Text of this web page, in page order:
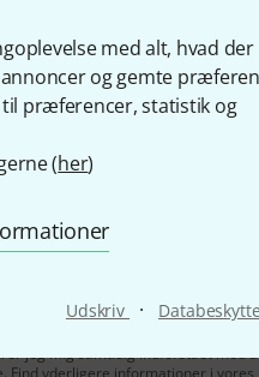
med alt, hvad der
og gemte
til præferencer, statistik og
(her)
Udskriv ·
jeg mig samtidig indforstået med
Find yderligere informationer i vores